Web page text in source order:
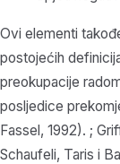
Ovi elementi
postojećih
preokupacije
posljedice
Fassel, 1992). ;
Schaufeli, Taris i